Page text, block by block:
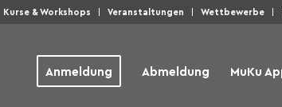
Kurse & Workshops Veranstaltungen Wettbewerbe
Anmeldung Abmeldung MuKu